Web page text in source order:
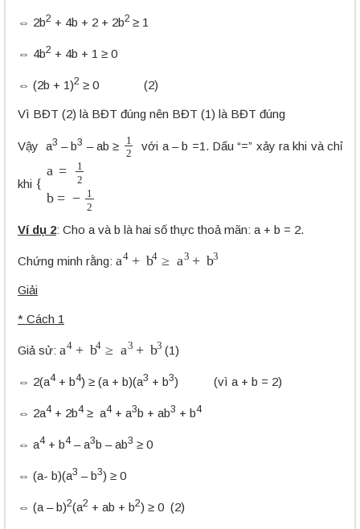
⇔ 2b2 + 4b + 2 + 2b2 ≥ 1
⇔ 4b2 + 4b + 1 ≥ 0
⇔ (2b + 1)2 ≥ 0 (2)
Vì BĐT (2) là BĐT đúng nên BĐT (1) là BĐT đúng
Vậy a3 – b3 – ab ≥ 1 với a – b =1. Dấu “=” xảy ra khi và chỉ
khi { a= 12 b=
Ví dụ 2: Cho a và b là hai số thực thoả mãn: a + b = 2.
Chứng minh rằng: a4 b 4 +
Giải
* Cách 1
Giả sử: a4 b 4 + (1)
⇔ 2(a4+ b4) ≥ (a + b)(a3 + b3) (vì a + b = 2)
⇔ 2a4+ 2b4≥ a4+ a3b + ab3 + b4
⇔ a4+ b4– a3b – ab3 ≥ 0
⇔ (a- b)(a3 – b3) ≥ 0
⇔ (a – b)2(a2 + ab + b2) ≥ 0 (2)